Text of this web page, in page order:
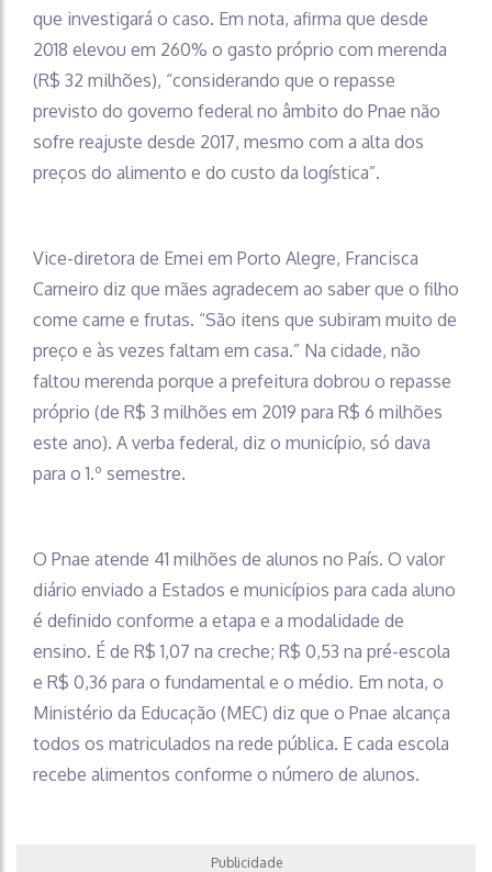
que investigará o caso. Em nota, afirma que desde
2018 elevou em 260% o gasto próprio com merenda
(R$ 32 milhões), “considerando que o repasse
previsto do governo federal no âmbito do Pnae não
sofre reajuste desde 2017, mesmo com a alta dos
preços do alimento e do custo da logística”.
Vice-diretora de Emei em Porto Alegre, Francisca
Carneiro diz que mães agradecem ao saber que o filho
come carne e frutas. “São itens que subiram muito de
preço e às vezes faltam em casa.” Na cidade, não
faltou merenda porque a prefeitura dobrou o repasse
próprio (de R$ 3 milhões em 2019 para R$ 6 milhões
este ano). A verba federal, diz o município, só dava
para o 1.º semestre.
O Pnae atende 41 milhões de alunos no País. O valor
diário enviado a Estados e municípios para cada aluno
é definido conforme a etapa e a modalidade de
ensino. É de R$ 1,07 na creche; R$ 0,53 na pré-escola
e R$ 0,36 para o fundamental e o médio. Em nota, o
Ministério da Educação (MEC) diz que o Pnae alcança
todos os matriculados na rede pública. E cada escola
recebe alimentos conforme o número de alunos.
Publicidade